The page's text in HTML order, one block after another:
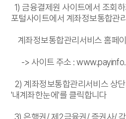
1) 금융결제원 사이트에서 조회하
포털사이트에서 계좌정보통합관
계좌정보통합관리서비스 홈페
-> 사이트 주소 :
2) 계좌정보통합관리서비스 상
'내계좌한눈에'를 클릭합니다
3) 은행권/ 제2금융권/ 증권사/